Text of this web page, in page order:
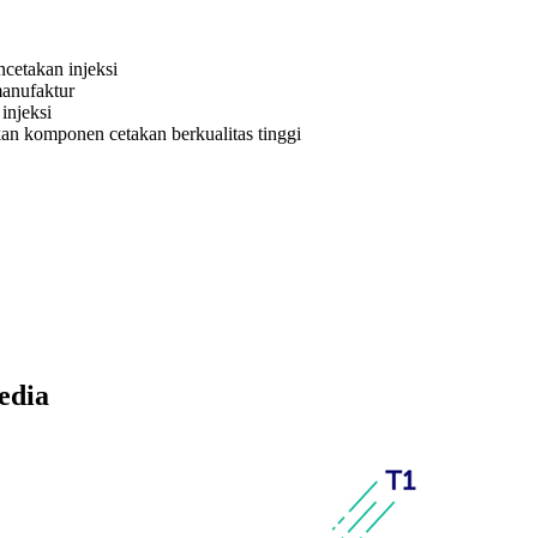
injeksi
komponen cetakan berkualitas tinggi